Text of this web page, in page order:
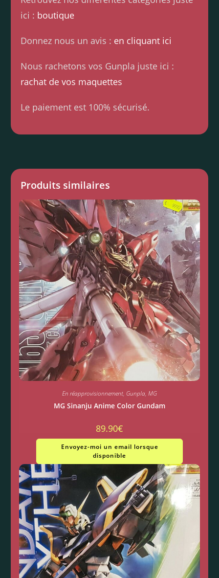
ici : boutique
Donnez nous un avis : en cliquant ici
Nous rachetons vos Gunpla juste ici :
rachat de vos maquettes
Le paiement est 100% sécurisé.
Produits similaires
En réapprovisionnement, Gunpla, MG
MG Sinanju Anime Color Gundam
89.90€
Envoyez-moi un email lorsque
disponible